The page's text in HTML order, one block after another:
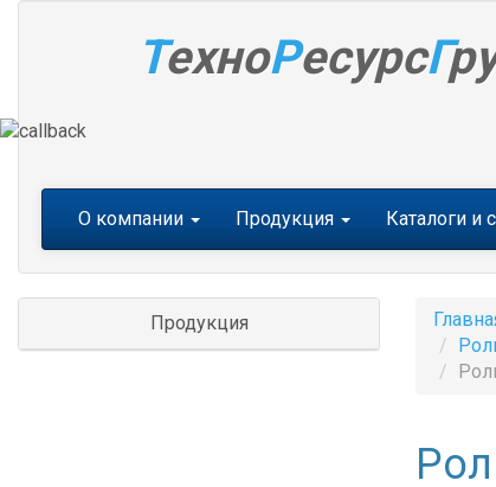
ТехноРесурсГ
О компании Продукция Каталоги и
Продукция